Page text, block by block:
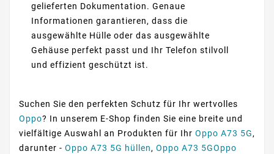
gelieferten Dokumentation. Genaue
Informationen garantieren, dass die
ausgewählte Hülle oder das ausgewählte
Gehäuse perfekt passt und Ihr Telefon stilvoll
und effizient geschützt ist.
Suchen Sie den perfekten Schutz für Ihr wertvolles
Oppo? In unserem E-Shop finden Sie eine breite und
vielfältige Auswahl an Produkten für Ihr Oppo A73 5G,
darunter - Oppo A73 5G hüllen, Oppo A73 5GOppo